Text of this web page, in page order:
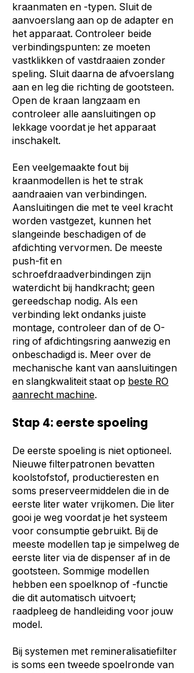
kraanmaten en -typen. Sluit de
aanvoerslang aan op de adapter en
het apparaat. Controleer beide
verbindingspunten: ze moeten
vastklikken of vastdraaien zonder
speling. Sluit daarna de afvoerslang
aan en leg die richting de gootsteen.
Open de kraan langzaam en
controleer alle aansluitingen op
lekkage voordat je het apparaat
inschakelt.
Een veelgemaakte fout bij
kraanmodellen is het te strak
aandraaien van verbindingen.
Aansluitingen die met te veel kracht
worden vastgezet, kunnen het
slangeinde beschadigen of de
afdichting vervormen. De meeste
push-fit en
schroefdraadverbindingen zijn
waterdicht bij handkracht; geen
gereedschap nodig. Als een
verbinding lekt ondanks juiste
montage, controleer dan of de O-
ring of afdichtingsring aanwezig en
onbeschadigd is. Meer over de
mechanische kant van aansluitingen
en slangkwaliteit staat op beste RO
aanrecht machine.
Stap 4: eerste spoeling
De eerste spoeling is niet optioneel.
Nieuwe filterpatronen bevatten
koolstofstof, productieresten en
soms preserveermiddelen die in de
eerste liter water vrijkomen. Die liter
gooi je weg voordat je het systeem
voor consumptie gebruikt. Bij de
meeste modellen tap je simpelweg de
eerste liter via de dispenser af in de
gootsteen. Sommige modellen
hebben een spoelknop of -functie
die dit automatisch uitvoert;
raadpleeg de handleiding voor jouw
model.
Bij systemen met remineralisatiefilter
is soms een tweede spoelronde van